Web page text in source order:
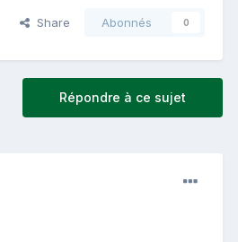
Share Abonnés 0
Répondre à ce sujet